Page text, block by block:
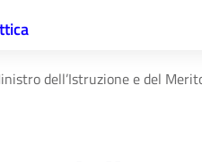
dell’Istruzione e del